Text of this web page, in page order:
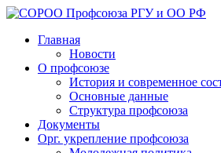
Главная
Новости
О профсоюзе
История и современное
Основные данные
Структура профсоюза
Документы
Орг. укрепление профсоюза